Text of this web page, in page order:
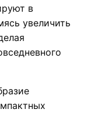
в
увеличить